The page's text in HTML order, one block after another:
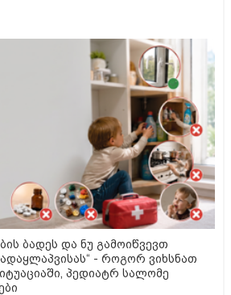
ბადეს და ნუ გამოიწვევთ
- როგორ ვიხსნათ
პედიატრ სალომე